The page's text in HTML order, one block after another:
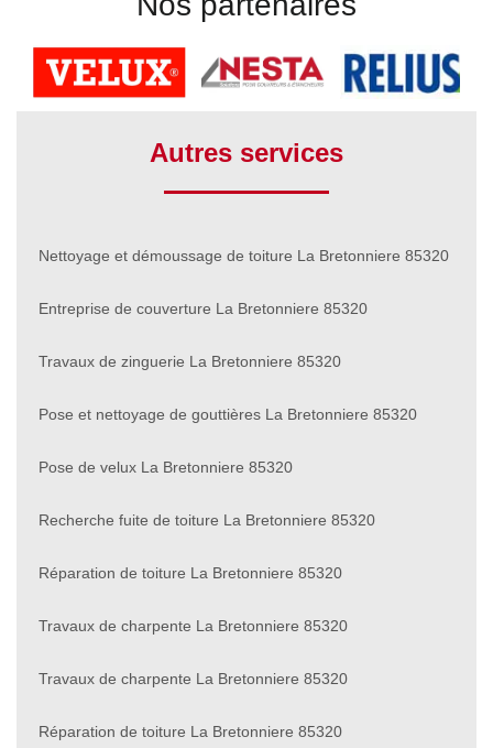
Autres services
Nettoyage et démoussage de toiture La Bretonniere 85320
Entreprise de couverture La Bretonniere 85320
Travaux de zinguerie La Bretonniere 85320
Pose et nettoyage de gouttières La Bretonniere 85320
Pose de velux La Bretonniere 85320
Recherche fuite de toiture La Bretonniere 85320
Réparation de toiture La Bretonniere 85320
Travaux de charpente La Bretonniere 85320
Travaux de charpente La Bretonniere 85320
Réparation de toiture La Bretonniere 85320